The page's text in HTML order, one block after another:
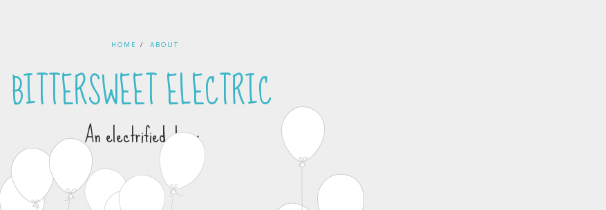
HOME ABOUT
BITTERSWEET ELECTRIC
An electrified diary